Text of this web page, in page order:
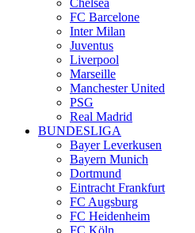
Chelsea
FC Barcelone
Inter Milan
Juventus
Liverpool
Marseille
Manchester United
PSG
Real Madrid
BUNDESLIGA
Bayer Leverkusen
Bayern Munich
Dortmund
Eintracht Frankfurt
FC Augsburg
FC Heidenheim